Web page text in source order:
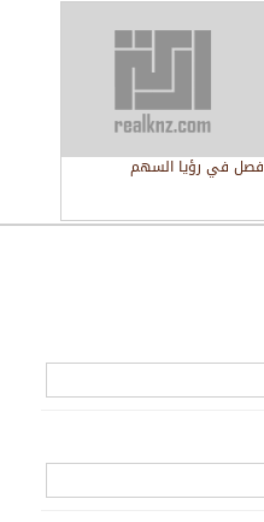
فصل في رؤيا السهم